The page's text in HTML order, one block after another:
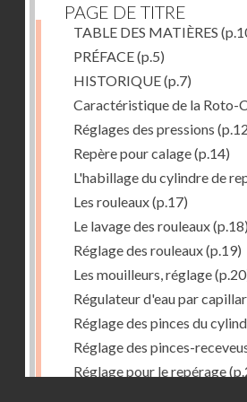
PAGE DE TITRE
TABLE DES MATIÈRES
PRÉFACE(p.5)
HISTORIQUE(p.7)
Caractéristique de la Roto-
Réglages des pressions
Repère pour calage(p.14)
L'habillage du cylindre de
Les rouleaux(p.17)
Le lavage des rouleaux(p.18)
Réglage des rouleaux(p.19)
Les mouilleurs, réglage
Régulateur d'eau par
Réglage des pinces du
Réglage des pinces-
Réglage pour le repérage